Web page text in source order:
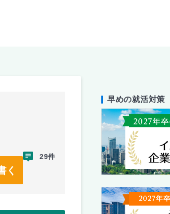
く
29件
早めの就活対策